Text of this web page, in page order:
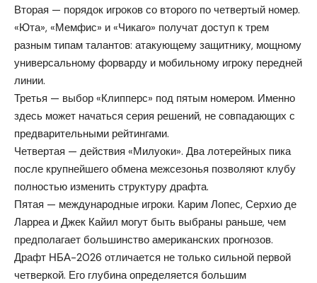
Вторая — порядок игроков со второго по четвертый номер.
«Юта», «Мемфис» и «Чикаго» получат доступ к трем
разным типам талантов: атакующему защитнику, мощному
универсальному форварду и мобильному игроку передней
линии.
Третья — выбор «Клипперс» под пятым номером. Именно
здесь может начаться серия решений, не совпадающих с
предварительными рейтингами.
Четвертая — действия «Милуоки». Два лотерейных пика
после крупнейшего обмена межсезонья позволяют клубу
полностью изменить структуру драфта.
Пятая — международные игроки. Карим Лопес, Серхио де
Ларреа и Джек Кайил могут быть выбраны раньше, чем
предполагает большинство американских прогнозов.
Драфт НБА-2026 отличается не только сильной первой
четверкой. Его глубина определяется большим